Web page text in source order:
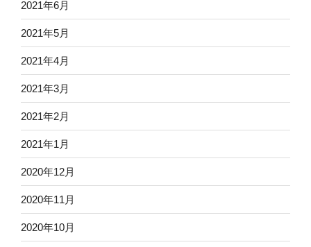
2021年6月
2021年5月
2021年4月
2021年3月
2021年2月
2021年1月
2020年12月
2020年11月
2020年10月